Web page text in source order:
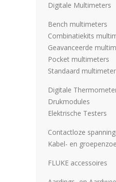
Digitale Multimeters
Bench multimeters
Combinatiekits
Geavanceerde
Pocket multimeters
Standaard
Digitale
Drukmodules
Elektrische Testers
Contactloze
Kabel- en
FLUKE accessoires